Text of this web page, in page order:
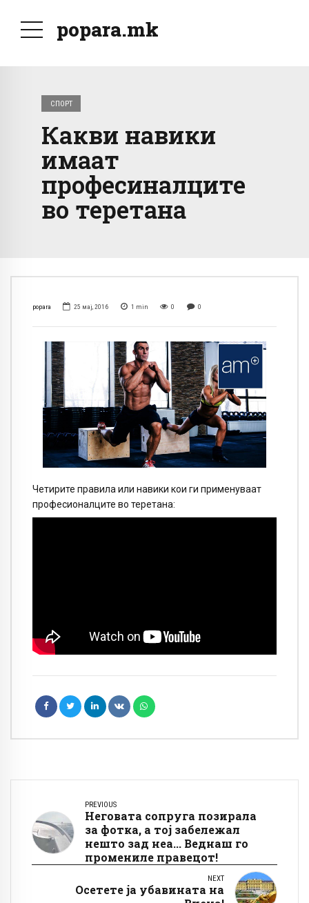
popara.mk
СПОРТ
Какви навики
имаат
професиналците
во теретана
popara 25 мај, 2016 1 min 0 0
Четирите правила или навики кои ги применуваат
професионалците во теретана:
PREVIOUS
Неговата сопруга позирала
за фотка, а тој забележал
нешто зад неа... Веднаш го
промениле правецот!
NEXT
Осетете ја убавината на